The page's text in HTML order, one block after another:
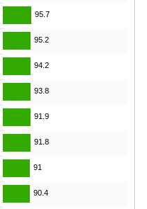
95.7
95.2
94.2
93.8
91.9
91.8
91
90.4